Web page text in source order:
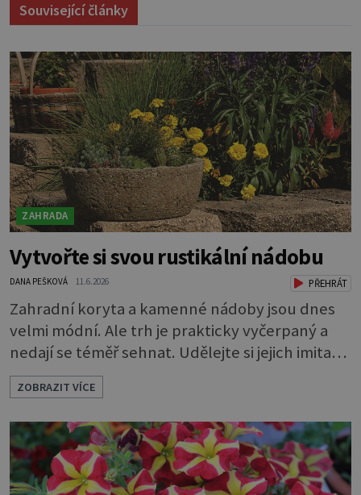
Související články
ZAHRADA
Vytvořte si svou rustikální nádobu
DANA PEŠKOVÁ 11.6.2026 PŘEHRÁT
Zahradní koryta a kamenné nádoby jsou dnes
velmi módní. Ale trh je prakticky vyčerpaný a
nedají se téměř sehnat. Udělejte si jejich imitaci,
která je téměř k nerozeznání od originálu.
Ozdobte se zahradu vlastnoručně vyrobenými
nádobami z umělého kamene. Můžete si ho
udělat sami. Z hmoty, které se říká hypertufa. A
co víc, můžete si vymyslet, jaký bude mít tvar,
jak bude velký i jaký mu určíte os
ZOBRAZIT VÍCE